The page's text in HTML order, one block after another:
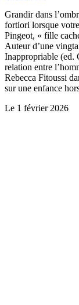
Grandir dans
fortiori lorsque
Pingeot, « fille
Auteur d’une
Inappropriable (ed.
relation entre
Rebecca Fitoussi
sur une enfance
Le 1 février 2026